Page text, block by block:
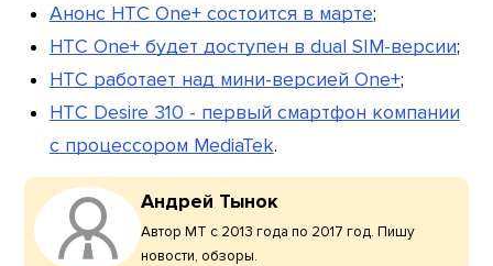
Анонс HTC One+ состоится в марте;
HTC One+ будет доступен в dual SIM-версии;
HTC работает над мини-версией One+;
HTC Desire 310 - первый смартфон компании
с процессором MediaTek.
Андрей Тынок
Автор МТ с 2013 года по 2017 год. Пишу
новости, обзоры.